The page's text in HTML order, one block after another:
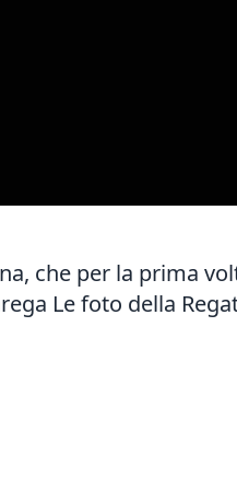
che per la prima
Le foto della